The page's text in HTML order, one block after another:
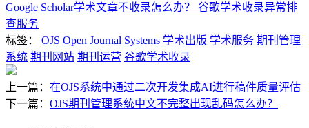
Google Scholar学术文章不收录怎么办？ 谷歌学术收录异常排
查服务
标签：
OJS Open Journal Systems 学术出版 学术服务 期刊管理
系统 期刊网站 期刊运营 谷歌学术收录
上一篇： 在OJS系统中通过二次开发集成AI进行稿件质量评估
下一篇： OJS期刊管理系统中文不完整出现乱码怎么办？